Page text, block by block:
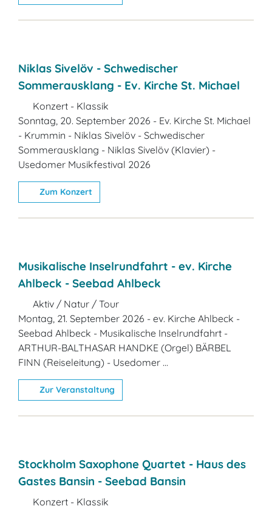
Niklas Sivelöv - Schwedischer
Sommerausklang - Ev. Kirche St. Michael
Konzert - Klassik
Sonntag, 20. September 2026 - Ev. Kirche St. Michael
- Krummin - Niklas Sivelöv - Schwedischer
Sommerausklang - Niklas Sivelöv (Klavier) -
Usedomer Musikfestival 2026
Zum Konzert
Musikalische Inselrundfahrt - ev. Kirche
Ahlbeck - Seebad Ahlbeck
Aktiv / Natur / Tour
Montag, 21. September 2026 - ev. Kirche Ahlbeck -
Seebad Ahlbeck - Musikalische Inselrundfahrt -
ARTHUR-BALTHASAR HANDKE (Orgel) BÄRBEL
FINN (Reiseleitung) - Usedomer ...
Zur Veranstaltung
Stockholm Saxophone Quartet - Haus des
Gastes Bansin - Seebad Bansin
Konzert - Klassik